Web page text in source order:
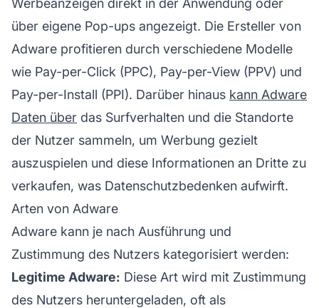
Werbeanzeigen direkt in der Anwendung oder
über eigene Pop-ups angezeigt. Die Ersteller von
Adware profitieren durch verschiedene Modelle
wie Pay-per-Click (PPC), Pay-per-View (PPV) und
Pay-per-Install (PPI). Darüber hinaus kann Adware
Daten über das Surfverhalten und die Standorte
der Nutzer sammeln, um Werbung gezielt
auszuspielen und diese Informationen an Dritte zu
verkaufen, was Datenschutzbedenken aufwirft.
Arten von Adware
Adware kann je nach Ausführung und
Zustimmung des Nutzers kategorisiert werden:
Legitime Adware: Diese Art wird mit Zustimmung
des Nutzers heruntergeladen, oft als